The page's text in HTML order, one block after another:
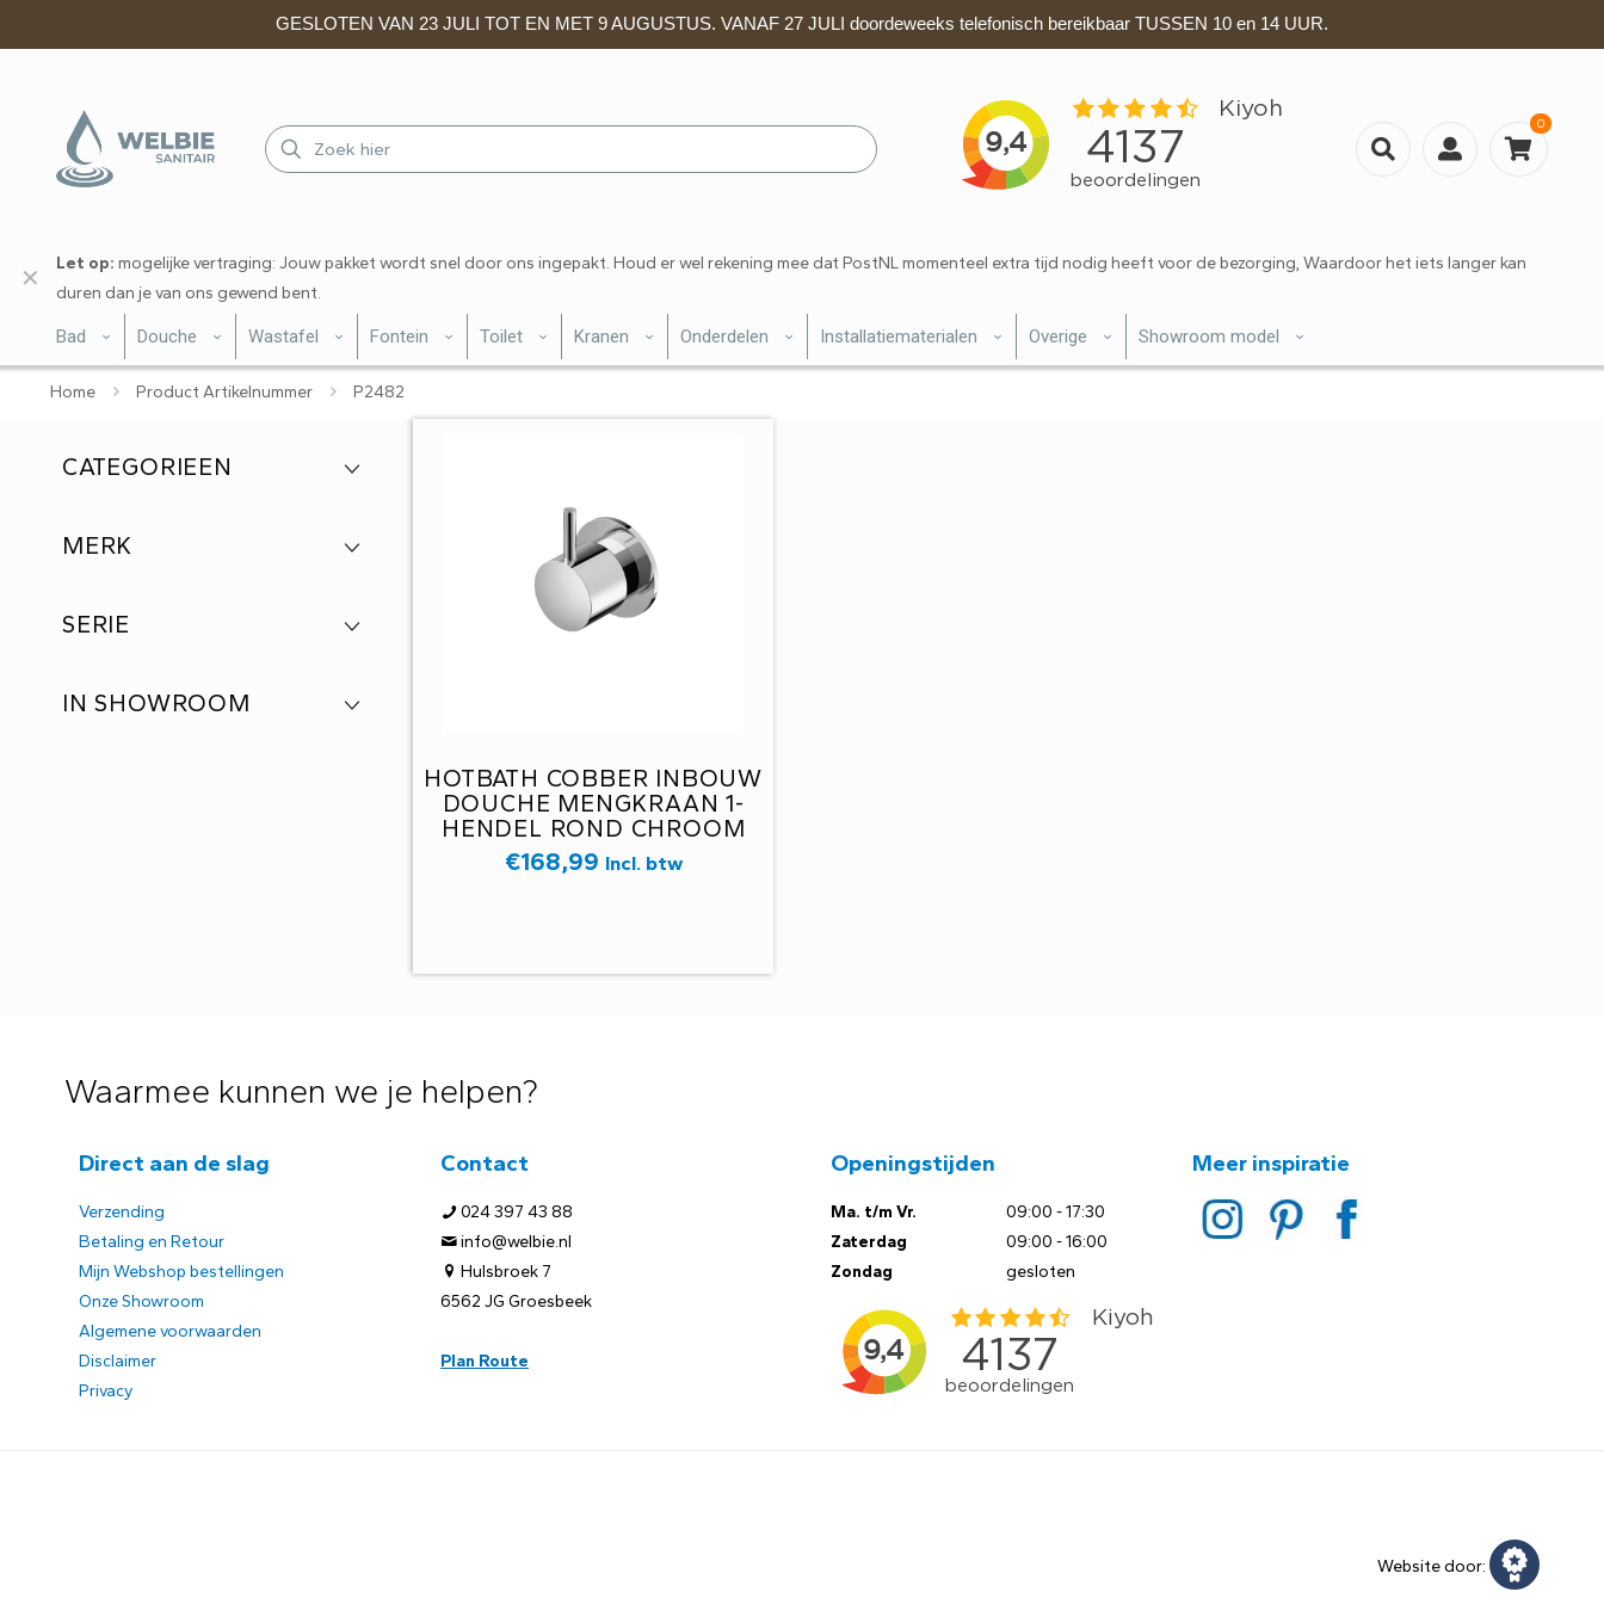
GESLOTEN VAN 23 JULI TOT EN MET 9 AUGUSTUS. VANAF 27 JULI doordeweeks telefonisch bereikbaar TUSSEN 10 en 14 UUR.
0
Let op: mogelijke vertraging: Jouw pakket wordt snel door ons ingepakt. Houd er wel rekening mee dat PostNL momenteel extra tijd nodig heeft voor de bezorging, Waardoor het iets langer kan
duren dan je van ons gewend bent.
✕
Bad Douche Wastafel Fontein Toilet Kranen Onderdelen Installatiematerialen Overige Showroom model
Home Product Artikelnummer P2482
HOTBATH COBBER INBOUW
DOUCHE MENGKRAAN 1-
HENDEL ROND CHROOM
CB031CR
€168,99 Incl. btw
CATEGORIEEN
MERK
SERIE
IN SHOWROOM
Waarmee kunnen we je helpen?
Direct aan de slag
Verzending
Betaling en Retour
Mijn Webshop bestellingen
Onze Showroom
Algemene voorwaarden
Disclaimer
Privacy
Contact
024 397 43 88
info@welbie.nl
Hulsbroek 7
6562 JG Groesbeek
Plan Route
Openingstijden
Ma. t/m Vr.
Zaterdag
Zondag
09:00 - 17:30
09:00 - 16:00
gesloten
Meer inspiratie
Website door: